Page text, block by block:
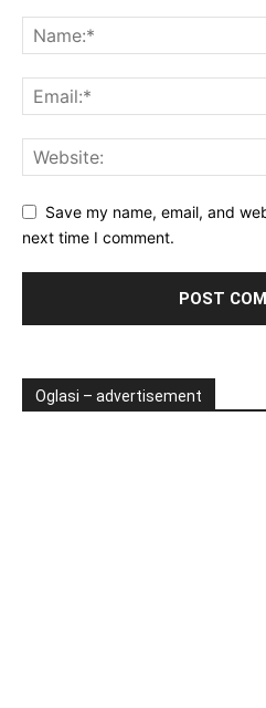
Save my name, email, and
next time I comment.
Oglasi – advertisement